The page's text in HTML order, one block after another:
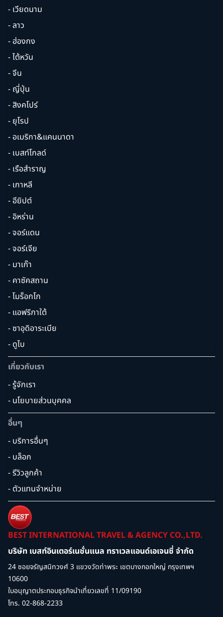
- เวียดนาม
- ลาว
- ฮ่องกง
- ไต้หวัน
- จีน
- ญี่ปุ่น
- สิงคโปร์
- ยุโรป
- อเมริกา&แคนนาดา
- เบสท์โกลด์
- เรือสำราญ
- เกาหลี
- อียิปต์
- อิหร่าน
- จอร์แดน
- จอร์เจีย
- มาเก๊า
- คาซัคสถาน
- โมร็อกโก
- แอฟริกาใต้
- ซาอุดิอาระเบีย
- ดูไบ
เกี่ยวกับเรา
- รู้จักเรา
- นโยบายส่วนบุคคล
อื่นๆ
- บริการอื่นๆ
- บล็อก
- รีวิวลูกค้า
- ตัวแทนจำหน่าย
BEST INTERNATIONAL TRAVEL & AGENCY CO.,LTD.
บริษัท เบสท์อินเตอร์เนชั่นแนล ทราเวลแอนด์เอเจนซี่ จำกัด
24 ซอยจรัญสนิทวงศ์ 3 แขวงวัดท่าพระ เขตบางกอกใหญ่ กรุงเทพฯ
10600
ใบอนุญาตประกอบธุรกิจนำเที่ยวเลขที่ 11/09190
โทร. 02-868-2233